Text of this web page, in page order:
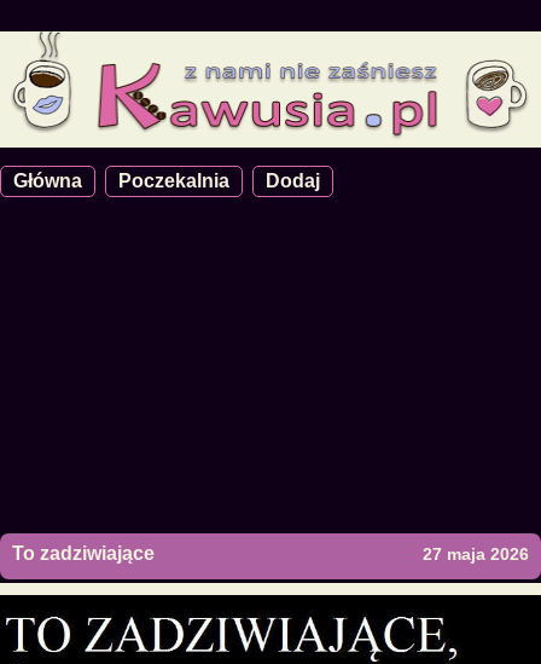
Główna Poczekalnia Dodaj
To zadziwiające 27 maja 2026